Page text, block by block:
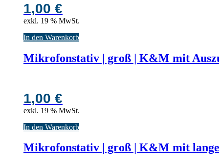
1,00 €
exkl. 19 % MwSt.
In den Warenkorb
Mikrofonstativ | groß | K&M mit
1,00 €
exkl. 19 % MwSt.
In den Warenkorb
Mikrofonstativ | groß | K&M mit